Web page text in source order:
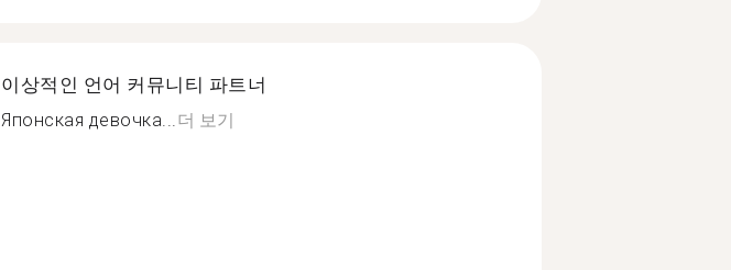
이상적인 언어 커뮤니티 파트너
Японская девочка...더 보기